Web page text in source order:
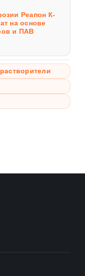
Реапон К-
на основе
и ПАВ